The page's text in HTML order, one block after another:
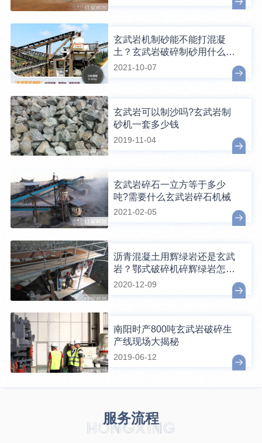
玄武岩机制砂能不能打混凝
土？玄武岩破碎制砂用什么设
备？
2021-10-07
玄武岩可以制沙吗?玄武岩制
砂机一套多少钱
2019-11-04
玄武岩碎石一立方等于多少
吨?需要什么玄武岩碎石机械
2021-02-05
沥青混凝土用辉绿岩还是玄武
岩？鄂式破碎机碎辉绿岩怎
样？
2020-12-09
南阳时产800吨玄武岩破碎生
产线现场大揭秘
2019-06-12
服务流程